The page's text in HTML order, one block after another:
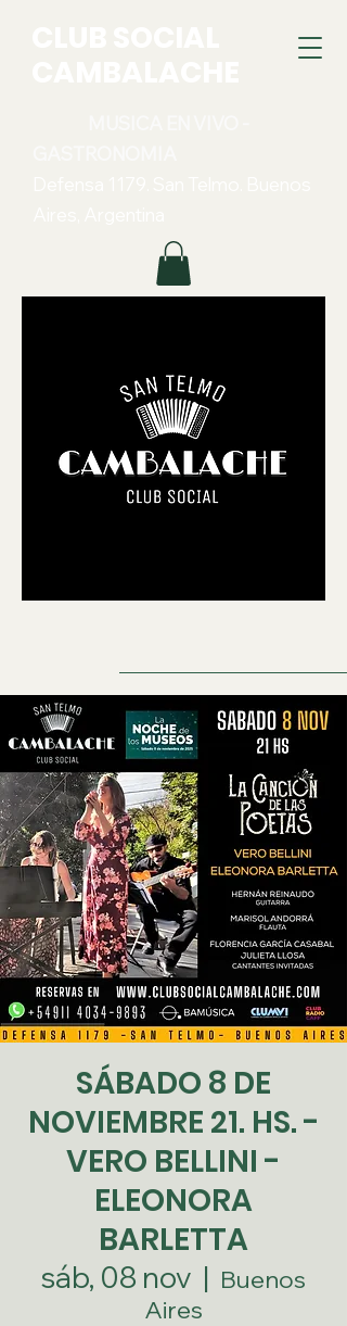
SÁBADO 8 DE
NOVIEMBRE 21. HS. -
VERO BELLINI -
ELEONORA
BARLETTA
sáb, 08 nov
  |
Buenos
Aires